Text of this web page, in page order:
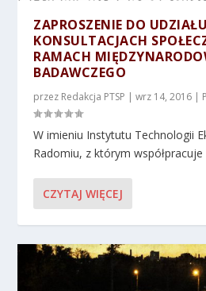
ZAPROSZENIE DO
KONSULTACJACH
RAMACH
BADAWCZEGO
przez Redakcja PTSP |wrz 14, 2016 |
W imieniu Instytutu Technologii
Radomiu, z którym współpracuje
CZYTAJ WIĘCEJ